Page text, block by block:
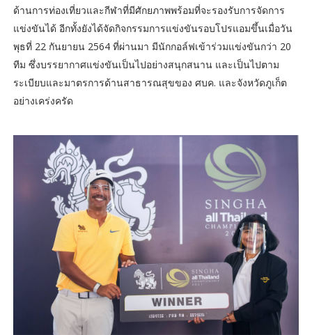
ด้านการท่องเที่ยวและกีฬาที่มีศักยภาพพร้อมที่จะรองรับการจัดการ
แข่งขันได้ อีกทั้งยังได้จัดกิจกรรมการแข่งขันรอบโปรแอมขึ้นเมื่อวัน
พุธที่ 22 กันยายน 2564 ที่ผ่านมา มีนักกอล์ฟเข้าร่วมแข่งขันกว่า 20
ทีม ซึ่งบรรยากาศแข่งขันเป็นไปอย่างสนุกสนาน และเป็นไปตาม
ระเบียบและมาตรการด้านสาธารณสุขของ ศบค. และจังหวัดภูเก็ต
อย่างเคร่งครัด